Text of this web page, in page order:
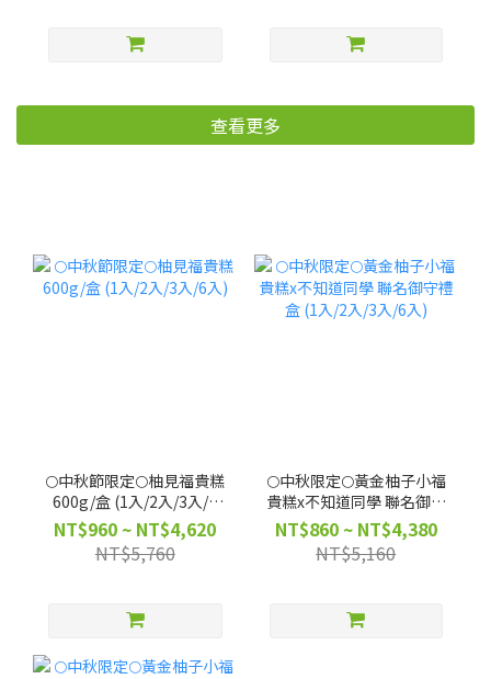
用！補色護髮【廠商出
查看更多
🌕中秋節限定🌕柚見福貴糕
600g/盒 (1入/2入/3入/6
入)
NT$960 ~ NT$4,620
NT$5,760
🌕中秋限定🌕黃金柚子小福
貴糕x不知道同學 聯名御守
禮盒 (1入/2入/3入/6入)
NT$860 ~ NT$4,380
NT$5,160